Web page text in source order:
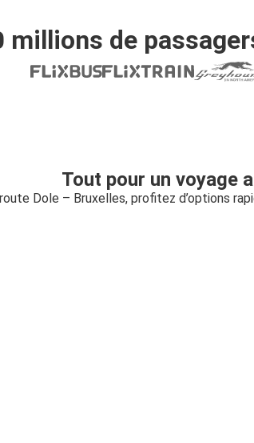
millions de
Tout pour un voyage
Dole – Bruxelles, profitez d’options